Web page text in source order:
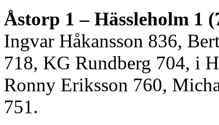
Åstorp 1 – Hässleholm 1
Ingvar Håkansson 836,
718, KG Rundberg 704, i
Ronny Eriksson 760,
751.